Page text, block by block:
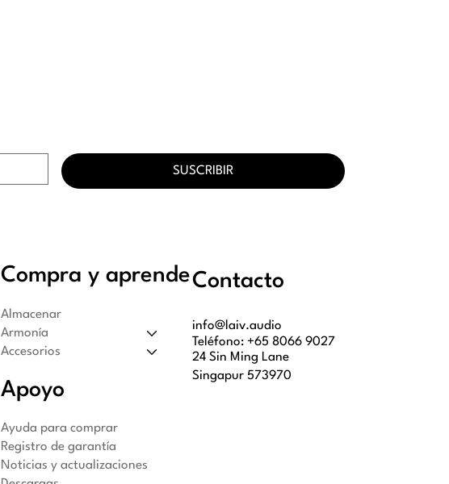
SUSCRIBIR
Compra y aprende
Almacenar
Armonía
Accesorios
Apoyo
Ayuda para comprar
Registro de garantía
Noticias y actualizaciones
Contacto
info@laiv.audio
Teléfono: +65 8066 9027
24 Sin Ming Lane
Singapur 573970